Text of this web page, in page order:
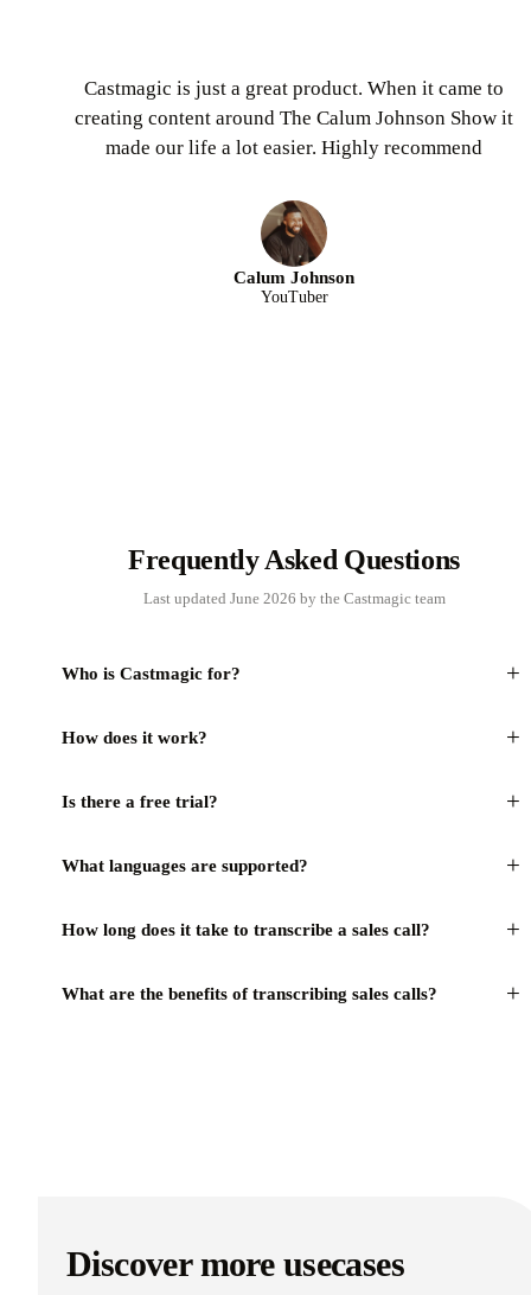
Castmagic is just a great product. When it came to
creating content around The Calum Johnson Show it
made our life a lot easier. Highly recommend
Calum Johnson
YouTuber
Frequently Asked Questions
Last updated June 2026 by the Castmagic team
Who is Castmagic for? +
How does it work? +
Is there a free trial? +
What languages are supported? +
How long does it take to transcribe a sales call? +
What are the benefits of transcribing sales calls? +
Discover more usecases